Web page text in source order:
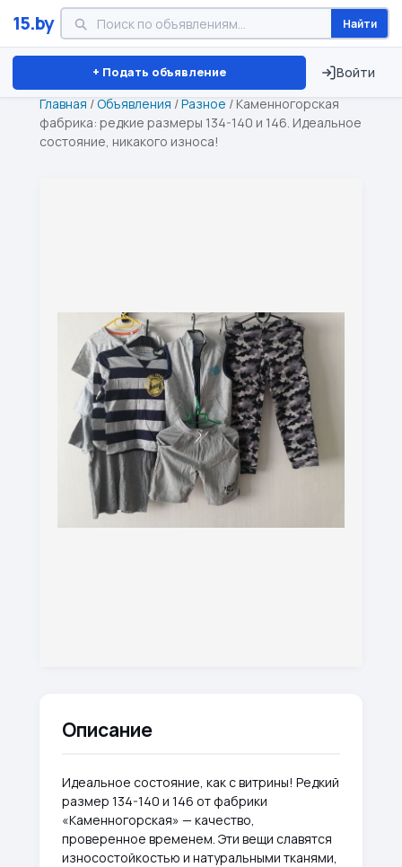
15.by Найти
+ Подать объявление Войти
Минск Витебск Брест ⏱ ТОЛЬКО 15 ДНЕЙ
Главная /Объявления /Разное / Каменногорская
фабрика: редкие размеры 134-140 и 146. Идеальное
состояние, никакого износа!
Описание
Идеальное состояние, как с витрины! Редкий
размер 134-140 и 146 от фабрики
«Каменногорская» — качество,
проверенное временем. Эти вещи славятся
износостойкостью и натуральными тканями,